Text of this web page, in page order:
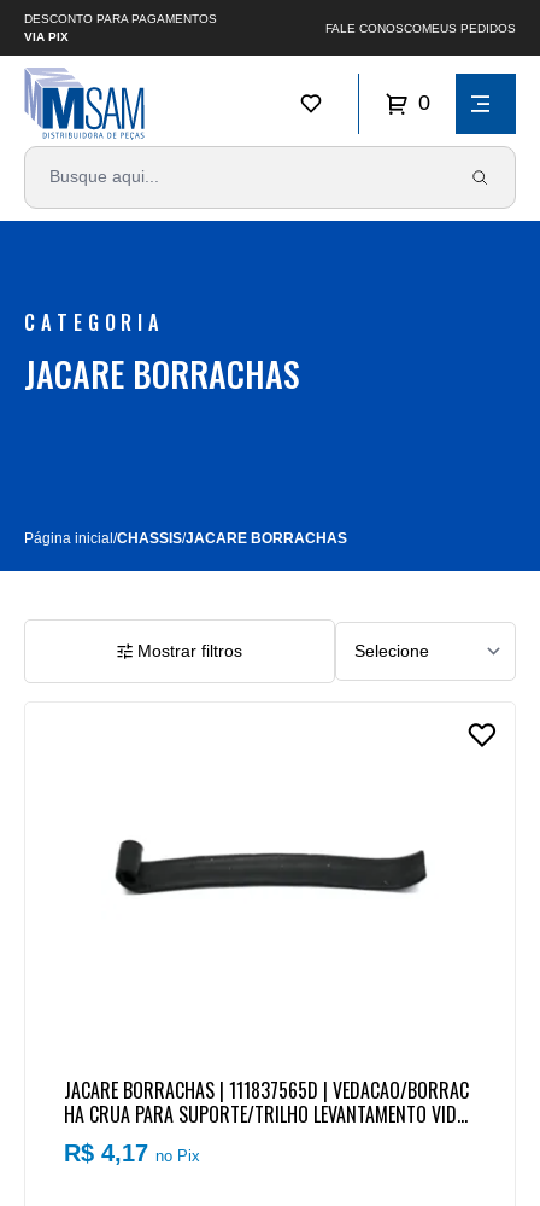
DESCONTO PARA PAGAMENTOS
VIA PIX
FALE CONOSCOMEUS PEDIDOS
0
CATEGORIA
JACARE BORRACHAS
Página inicial/CHASSIS/JACARE BORRACHAS
Mostrar filtros
JACARE BORRACHAS | 111837565D | VEDACAO/BORRAC
HA CRUA PARA SUPORTE/TRILHO LEVANTAMENTO VIDR
O PORTA LD/LE VW DELIVERY/WORKER | MB AGL 1113/2
213 (30CM)
R$ 4,17no Pix